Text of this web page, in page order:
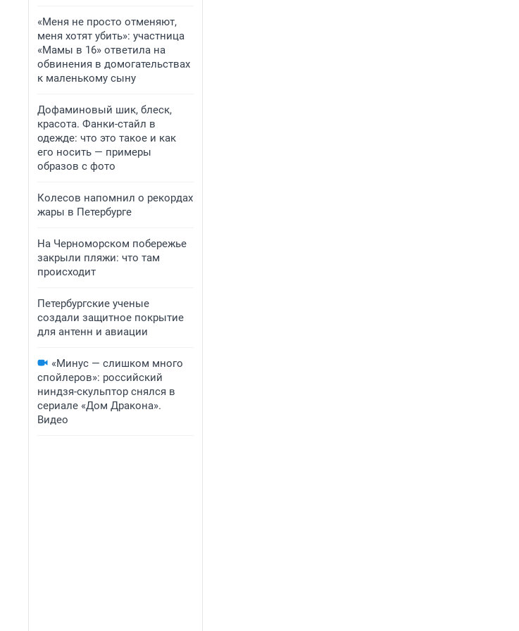
«Меня не просто отменяют,
меня хотят убить»: участница
«Мамы в 16» ответила на
обвинения в домогательствах
к маленькому сыну
Дофаминовый шик, блеск,
красота. Фанки-стайл в
одежде: что это такое и как
его носить — примеры
образов с фото
Колесов напомнил о рекордах
жары в Петербурге
На Черноморском побережье
закрыли пляжи: что там
происходит
Петербургские ученые
создали защитное покрытие
для антенн и авиации
«Минус — слишком много
спойлеров»: российский
ниндзя-скульптор снялся в
сериале «Дом Дракона».
Видео